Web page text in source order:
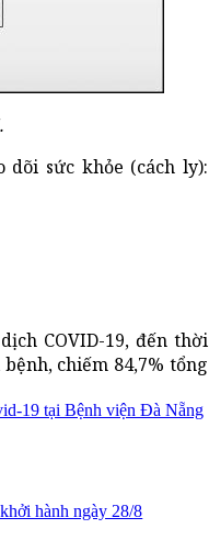
sức khỏe (cách ly):
COVID-19, đến thời
chiếm 84,7% tổng
19 tại Bệnh viện Đà Nẵng
hành ngày 28/8